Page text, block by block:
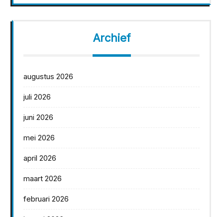
Archief
augustus 2026
juli 2026
juni 2026
mei 2026
april 2026
maart 2026
februari 2026